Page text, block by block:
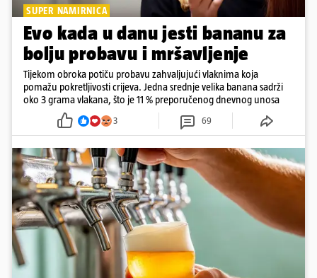
SUPER NAMIRNICA
Evo kada u danu jesti bananu za
bolju probavu i mršavljenje
Tijekom obroka potiču probavu zahvaljujući vlaknima koja
pomažu pokretljivosti crijeva. Jedna srednje velika banana sadrži
oko 3 grama vlakana, što je 11 % preporučenog dnevnog unosa
3 69